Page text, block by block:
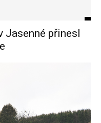
Jasenné přinesl